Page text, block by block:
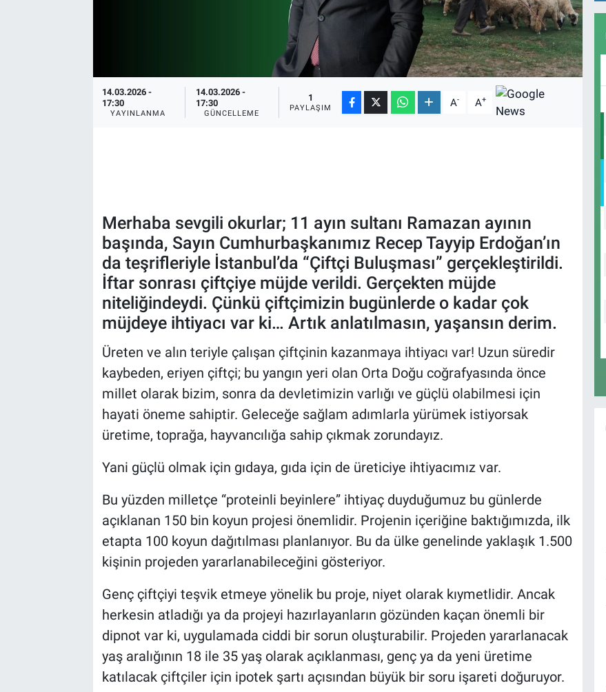
14.03.2026 -
17:30
YAYINLANMA
14.03.2026 -
17:30
GÜNCELLEME
1
PAYLAŞIM A- A+
Merhaba sevgili okurlar; 11 ayın sultanı Ramazan ayının
başında, Sayın Cumhurbaşkanımız Recep Tayyip Erdoğan’ın
da teşrifleriyle İstanbul’da “Çiftçi Buluşması” gerçekleştirildi.
İftar sonrası çiftçiye müjde verildi. Gerçekten müjde
niteliğindeydi. Çünkü çiftçimizin bugünlerde o kadar çok
müjdeye ihtiyacı var ki… Artık anlatılmasın, yaşansın derim.
Üreten ve alın teriyle çalışan çiftçinin kazanmaya ihtiyacı var! Uzun süredir
kaybeden, eriyen çiftçi; bu yangın yeri olan Orta Doğu coğrafyasında önce
millet olarak bizim, sonra da devletimizin varlığı ve güçlü olabilmesi için
hayati öneme sahiptir. Geleceğe sağlam adımlarla yürümek istiyorsak
üretime, toprağa, hayvancılığa sahip çıkmak zorundayız.
Yani güçlü olmak için gıdaya, gıda için de üreticiye ihtiyacımız var.
Bu yüzden milletçe “proteinli beyinlere” ihtiyaç duyduğumuz bu günlerde
açıklanan 150 bin koyun projesi önemlidir. Projenin içeriğine baktığımızda, ilk
etapta 100 koyun dağıtılması planlanıyor. Bu da ülke genelinde yaklaşık 1.500
kişinin projeden yararlanabileceğini gösteriyor.
Genç çiftçiyi teşvik etmeye yönelik bu proje, niyet olarak kıymetlidir. Ancak
herkesin atladığı ya da projeyi hazırlayanların gözünden kaçan önemli bir
dipnot var ki, uygulamada ciddi bir sorun oluşturabilir. Projeden yararlanacak
yaş aralığının 18 ile 35 yaş olarak açıklanması, genç ya da yeni üretime
katılacak çiftçiler için ipotek şartı açısından büyük bir soru işareti doğuruyor.